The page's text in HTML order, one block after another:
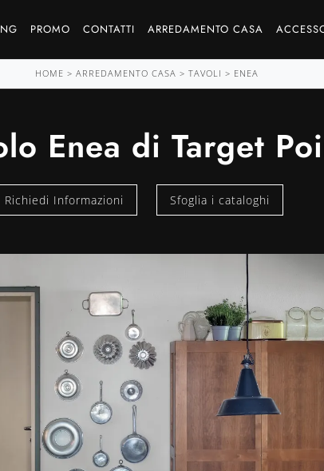
PROMO CONTATTI ARREDAMENTO CASA
HOME > ARREDAMENTO CASA > TAVOLI > ENEA
Enea di Target
Richiedi Informazioni Sfoglia i cataloghi